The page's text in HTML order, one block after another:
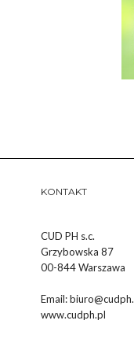
KONTAKT
CUD PH s.c.
Grzybowska 87
00-844 Warszawa
Email:
www.cudph.pl